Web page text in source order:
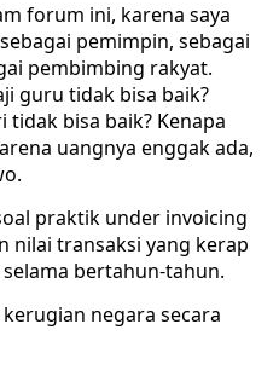
forum ini, karena saya
pemimpin, sebagai
pembimbing rakyat.
guru tidak bisa baik?
tidak bisa baik? Kenapa
uangnya enggak ada,
praktik under invoicing
nilai transaksi yang kerap
bertahun-tahun.
negara secara